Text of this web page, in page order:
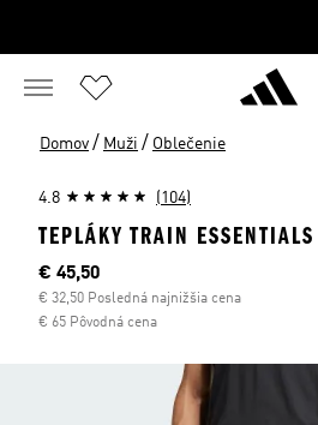
Domov / Muži / Oblečenie
4.8 (104)
TEPLÁKY TRAIN
Aktuálna cena
€ 45,50
€ 32,50 Posledná najnižšia cena
€ 65 Pôvodná cena